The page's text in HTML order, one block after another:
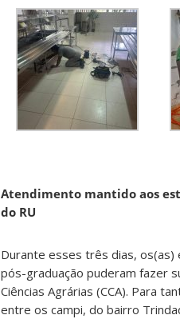
Atendimento mantido aos
do RU
Durante esses três dias,
pós-graduação puderam fazer
Ciências Agrárias (CCA). Para
entre os campi, do bairro